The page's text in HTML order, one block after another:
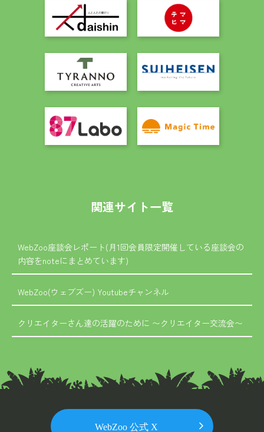
関連サイト一覧
WebZoo座談会レポート(月1回会員限定開催している座談会の
内容をnoteにまとめています)
WebZoo(ウェブズー) Youtubeチャンネル
クリエイターさん達の活躍のために 〜クリエイター交流会〜